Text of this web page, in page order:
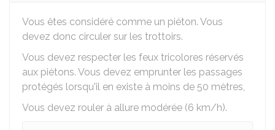
Vous êtes considéré comme un piéton. Vous
devez donc circuler sur les trottoirs.
Vous devez respecter les feux tricolores réservés
aux piétons. Vous devez emprunter les passages
protégés lorsqu'il en existe à moins de 50 mètres,
Vous devez rouler à allure modérée (6 km/h).